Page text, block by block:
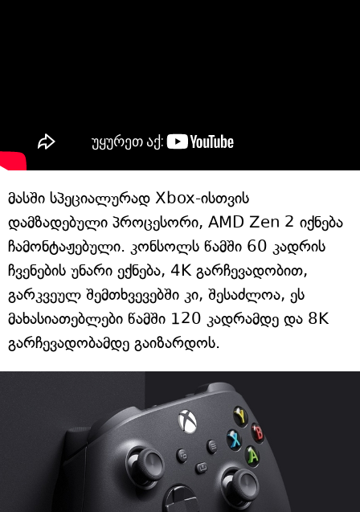
მასში სპეციალურად Xbox-ისთვის
დამზადებული პროცესორი, AMD Zen 2 იქნება
ჩამონტაჟებული. კონსოლს წამში 60 კადრის
ჩვენების უნარი ექნება, 4K გარჩევადობით,
გარკვეულ შემთხვევებში კი, შესაძლოა, ეს
მახასიათებლები წამში 120 კადრამდე და 8K
გარჩევადობამდე გაიზარდოს.